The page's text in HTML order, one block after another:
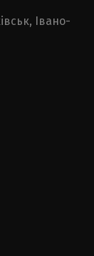
Івано-